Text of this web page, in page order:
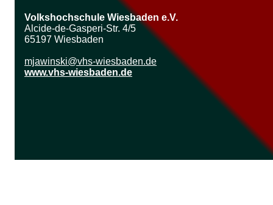
Volkshochschule Wiesbaden e.V.
Alcide-de-Gasperi-Str. 4/5
65197 Wiesbaden
mjawinski@vhs-wiesbaden.de
www.vhs-wiesbaden.de